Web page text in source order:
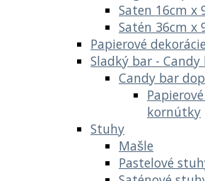
Saten 16cm x
Satén 36cm x
Papierové
Sladký bar - Candy
Candy bar
kornútky
Stuhy
Mašle
Pastelové